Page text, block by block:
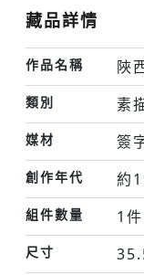
藏品詳情
作品名稱 陜
類別 素
媒材 簽
創作年代 約
組件數量 1件
尺寸